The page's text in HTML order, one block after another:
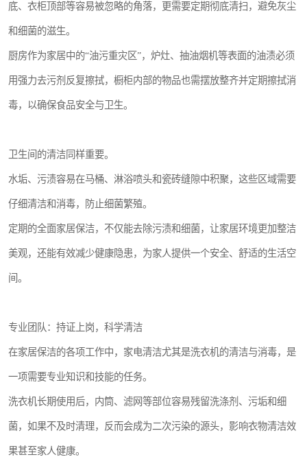
底、衣柜顶部等容易被忽略的角落，更需要定期彻底清扫，避免灰尘
和细菌的滋生。
厨房作为家居中的“油污重灾区”，炉灶、抽油烟机等表面的油渍必须
用强力去污剂反复擦拭，橱柜内部的物品也需摆放整齐并定期擦拭消
毒，以确保食品安全与卫生。
卫生间的清洁同样重要。
水垢、污渍容易在马桶、淋浴喷头和瓷砖缝隙中积聚，这些区域需要
仔细清洁和消毒，防止细菌繁殖。
定期的全面家居保洁，不仅能去除污渍和细菌，让家居环境更加整洁
美观，还能有效减少健康隐患，为家人提供一个安全、舒适的生活空
间。
专业团队：持证上岗，科学清洁
在家居保洁的各项工作中，家电清洁尤其是洗衣机的清洁与消毒，是
一项需要专业知识和技能的任务。
洗衣机长期使用后，内筒、滤网等部位容易残留洗涤剂、污垢和细
菌，如果不及时清理，反而会成为二次污染的源头，影响衣物清洁效
果甚至家人健康。